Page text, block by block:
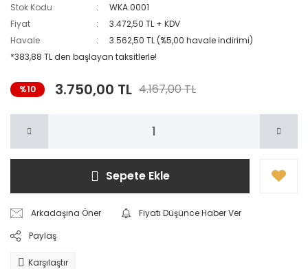
Stok Kodu
WKA.0001
Fiyat
3.472,50 TL + KDV
Havale
3.562,50 TL (%5,00 havale indirimi)
*383,88 TL den başlayan taksitlerle!
%10 3.750,00 TL 4.167,00 TL
Sepete Ekle
Arkadaşına Öner
Fiyatı Düşünce Haber Ver
Paylaş
Karşılaştır